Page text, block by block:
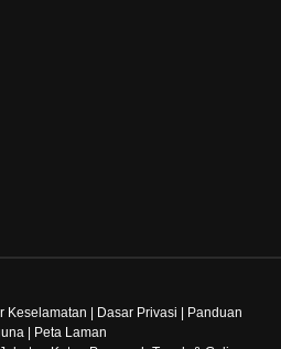
Keselamatan Dasar Privasi
Panduan
Peta Laman